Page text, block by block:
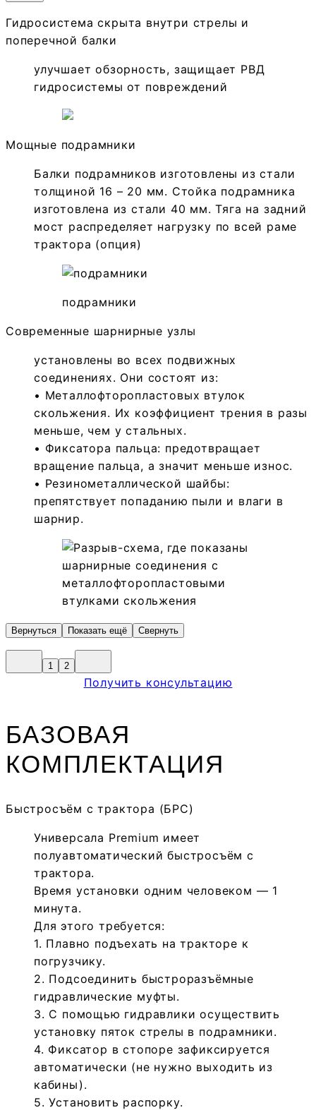
Гидросистема скрыта внутри стрелы и
поперечной балки
улучшает обзорность, защищает РВД
гидросистемы от повреждений
Мощные подрамники
Балки подрамников изготовлены из стали
толщиной 16 – 20 мм. Стойка подрамника
изготовлена из стали 40 мм. Тяга на задний
мост распределяет нагрузку по всей раме
трактора (опция)
подрамники
Современные шарнирные узлы
установлены во всех подвижных
соединениях. Они состоят из:
• Металлофторопластовых втулок
скольжения. Их коэффициент трения в разы
меньше, чем у стальных.
• Фиксатора пальца: предотвращает
вращение пальца, а значит меньше износ.
• Резинометаллической шайбы:
препятствует попаданию пыли и влаги в
шарнир.
Вернуться Показать ещё Свернуть
1 2
Получить консультацию
БАЗОВАЯ
КОМПЛЕКТАЦИЯ
Быстросъём с трактора (БРС)
Универсала Premium имеет
полуавтоматический быстросъём с
трактора.
Время установки одним человеком — 1
минута.
Для этого требуется:
1. Плавно подъехать на тракторе к
погрузчику.
2. Подсоединить быстроразъёмные
гидравлические муфты.
3. С помощью гидравлики осуществить
установку пяток стрелы в подрамники.
4. Фиксатор в стопоре зафиксируется
автоматически (не нужно выходить из
кабины).
5. Установить распорку.